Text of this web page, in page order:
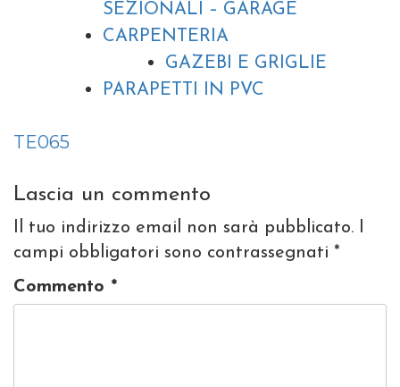
SEZIONALI – GARAGE
CARPENTERIA
GAZEBI E GRIGLIE
PARAPETTI IN PVC
Navigazione
TE065
Lascia un commento
Il tuo indirizzo email non sarà pubblicato. I
campi obbligatori sono contrassegnati *
Commento *